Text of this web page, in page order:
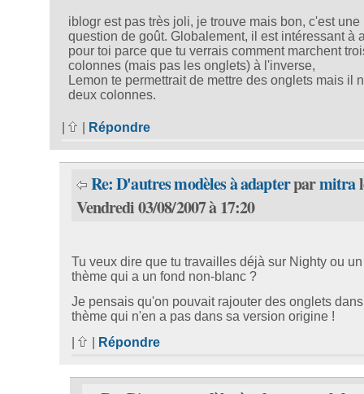
iblogr est pas très joli, je trouve mais bon, c'est une
question de goût. Globalement, il est intéressant à
pour toi parce que tu verrais comment marchent
colonnes (mais pas les onglets) à l'inverse,
Lemon te permettrait de mettre des onglets mais il
deux colonnes.
Répondre
Re: D'autres modèles à adapterparmitra
Vendredi 03/08/2007 à 17:20
Tu veux dire que tu travailles déjà sur Nighty ou
thème qui a un fond non-blanc ?
Je pensais qu'on pouvait rajouter des onglets
thème qui n'en a pas dans sa version origine !
|
Répondre